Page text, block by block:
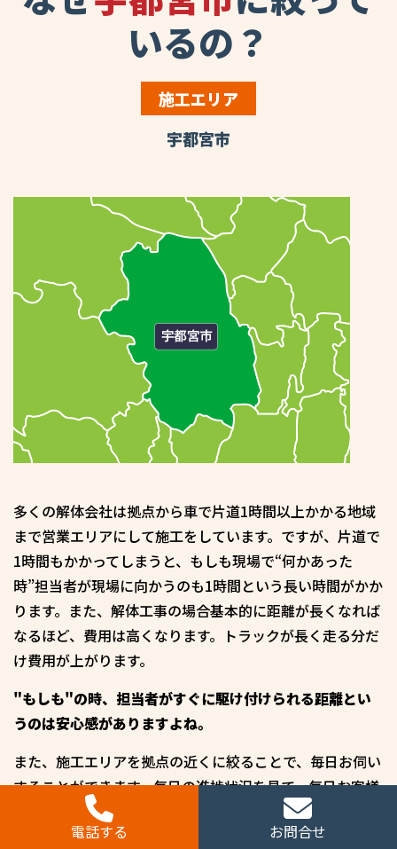
いるの？
施工エリア
宇都宮市
多くの解体会社は拠点から車で片道1時間以上かかる地域
まで営業エリアにして施工をしています。ですが、片道で
1時間もかかってしまうと、もしも現場で“何かあった
時”担当者が現場に向かうのも1時間という長い時間がかか
ります。また、解体工事の場合基本的に距離が長くなれば
なるほど、費用は高くなります。トラックが長く走る分だ
け費用が上がります。
"もしも"の時、担当者がすぐに駆け付けられる距離とい
うのは安心感がありますよね。
また、施工エリアを拠点の近くに絞ることで、毎日お伺い
することができます。毎日の進捗状況を見て、毎日お客様
にお会いすることで、すべてのお客様に安心感をもってい
ただくことができるのです。
電話する お問合せ